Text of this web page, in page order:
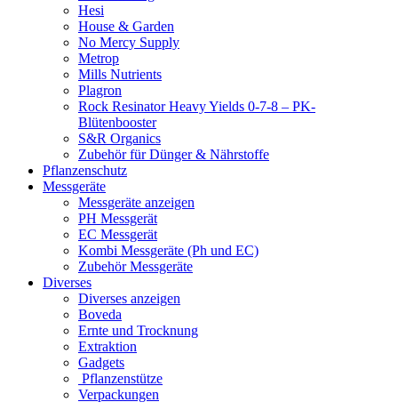
Hesi
House & Garden
No Mercy Supply
Metrop
Mills Nutrients
Plagron
Rock Resinator Heavy Yields 0-7-8 – PK-
Blütenbooster
S&R Organics
Zubehör für Dünger & Nährstoffe
Pflanzenschutz
Messgeräte
Messgeräte anzeigen
PH Messgerät
EC Messgerät
Kombi Messgeräte (Ph und EC)
Zubehör Messgeräte
Diverses
Diverses anzeigen
Boveda
Ernte und Trocknung
Extraktion
Gadgets
Pflanzenstütze
Verpackungen